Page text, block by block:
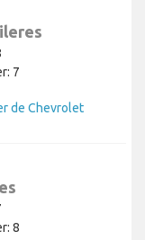
7
de Chevrolet
8